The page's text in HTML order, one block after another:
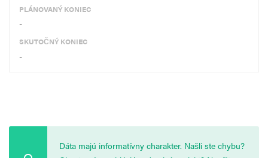
PLÁNOVANÝ KONIEC
-
SKUTOČNÝ KONIEC
-
Dáta majú informatívny charakter. Našli ste chybu?